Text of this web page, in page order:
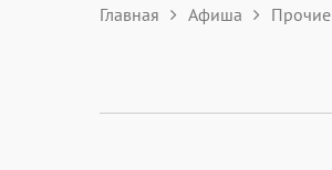
Главная Афиша Прочие